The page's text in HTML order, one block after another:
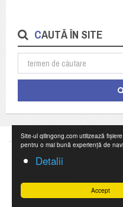
Site-ul qilingong.com utilizează
pentru o mai bună experiență de
Detalii
Accept
CAUTĂ ÎN SITE
©2023 Federația
+40 769 055